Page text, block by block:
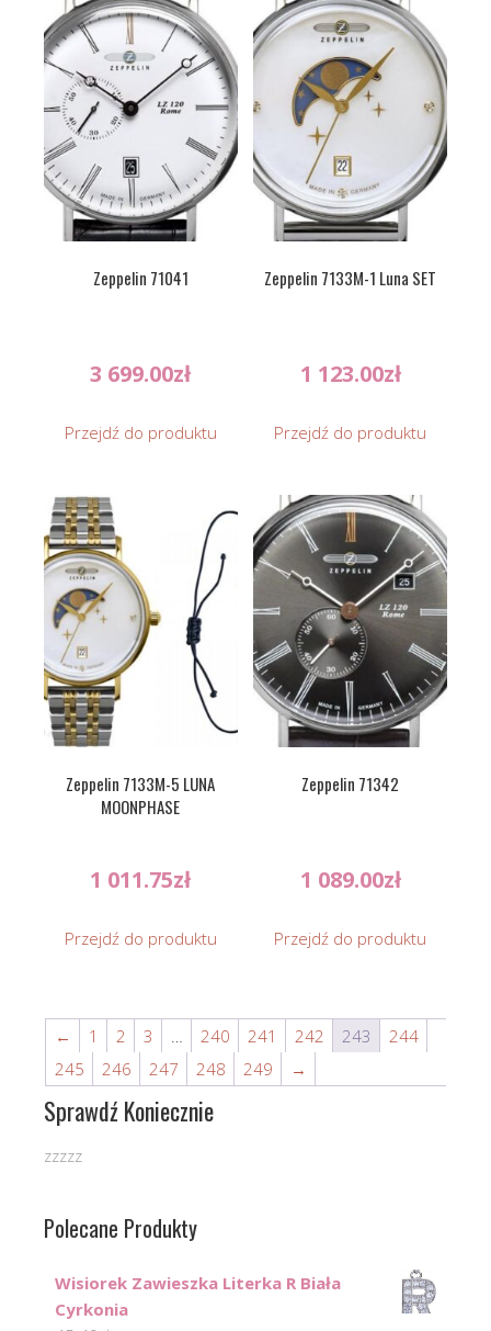
Zeppelin 71041
3 699.00zł
Przejdź do produktu
Zeppelin 7133M-1 Luna SET
1 123.00zł
Przejdź do produktu
Zeppelin 7133M-5 LUNA
MOONPHASE
1 011.75zł
Przejdź do produktu
Zeppelin 71342
1 089.00zł
Przejdź do produktu
← 1 2 3 240 241 242 243
244
245
246 247 248 249 →
Sprawdź Koniecznie
zzzzz
Polecane Produkty
Wisiorek Zawieszka Literka R Biała
Cyrkonia